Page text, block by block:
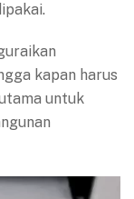
kapan harus
untuk